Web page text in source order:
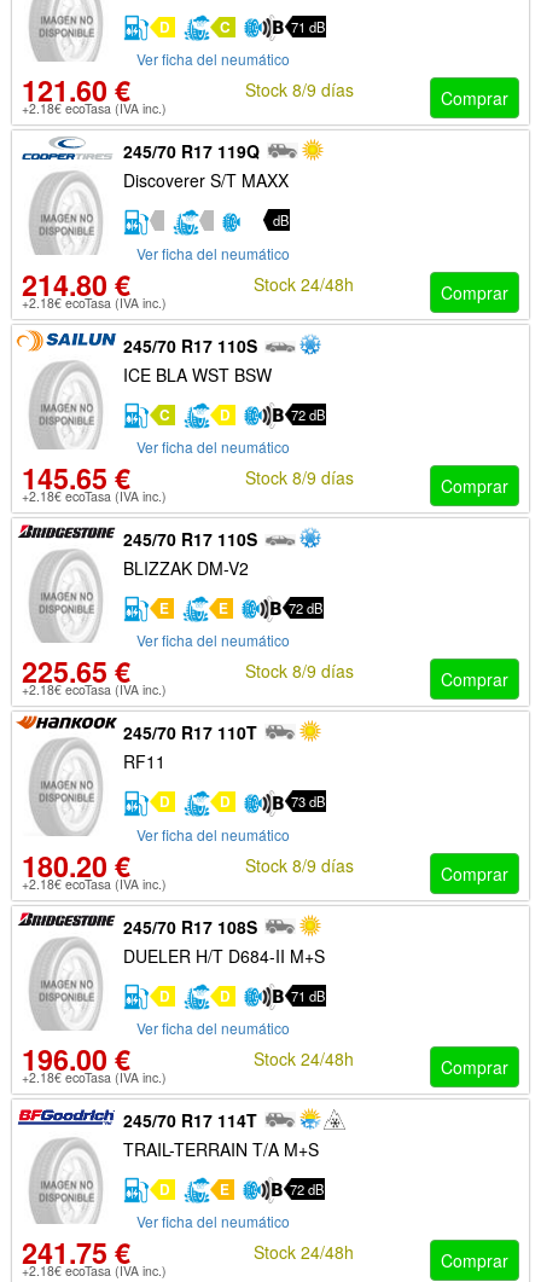
D C 71 dB
Ver ficha del neumático
121.60 €
+2.18€ ecoTasa (IVA inc.) Comprar
Stock 8/9 días
245/70 R17 119Q
Discoverer S/T MAXX
dB
Ver ficha del neumático
214.80 €
+2.18€ ecoTasa (IVA inc.) Comprar
Stock 24/48h
245/70 R17 110S
ICE BLA WST BSW
C D 72 dB
Ver ficha del neumático
145.65 €
+2.18€ ecoTasa (IVA inc.) Comprar
Stock 8/9 días
245/70 R17 110S
BLIZZAK DM-V2
E E 72 dB
Ver ficha del neumático
225.65 €
+2.18€ ecoTasa (IVA inc.) Comprar
Stock 8/9 días
245/70 R17 110T
RF11
D D 73 dB
Ver ficha del neumático
180.20 €
+2.18€ ecoTasa (IVA inc.) Comprar
Stock 8/9 días
245/70 R17 108S
DUELER H/T D684-II M+S
D D 71 dB
Ver ficha del neumático
196.00 €
+2.18€ ecoTasa (IVA inc.) Comprar
Stock 24/48h
245/70 R17 114T
TRAIL-TERRAIN T/A M+S
D E 72 dB
Ver ficha del neumático
241.75 €
+2.18€ ecoTasa (IVA inc.) Comprar
Stock 24/48h